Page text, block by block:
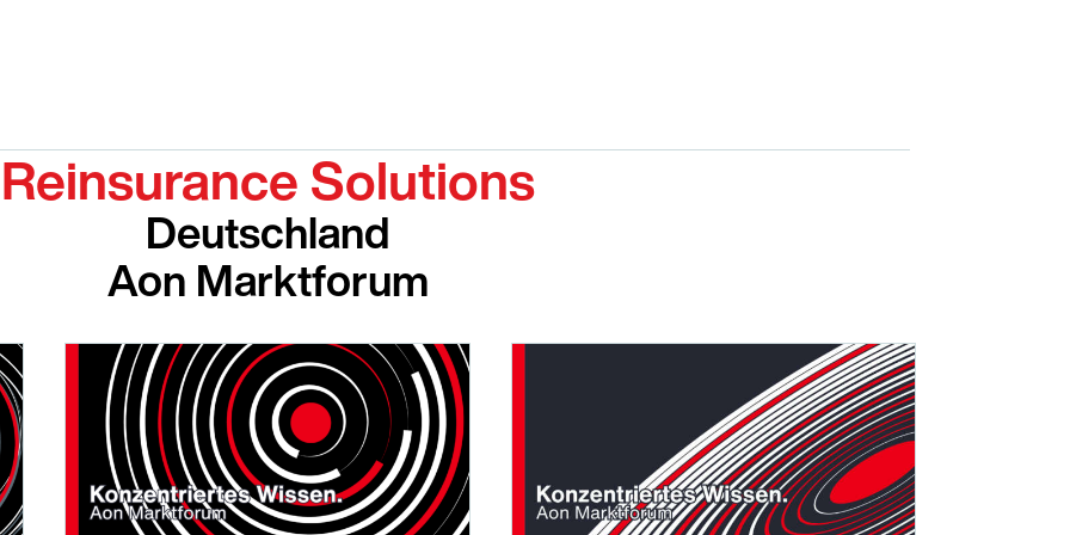
Reinsurance Solutions
Deutschland
Aon Marktforum